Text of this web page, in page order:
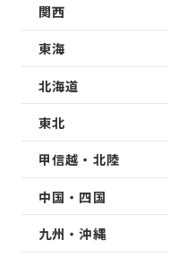
関西
東海
北海道
東北
甲信越・北陸
中国・四国
九州・沖縄